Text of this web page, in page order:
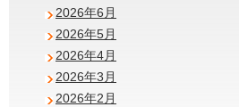
2026年6月
2026年5月
2026年4月
2026年3月
2026年2月